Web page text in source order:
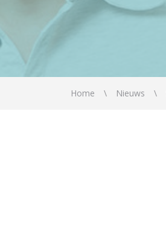
Home Nieuws